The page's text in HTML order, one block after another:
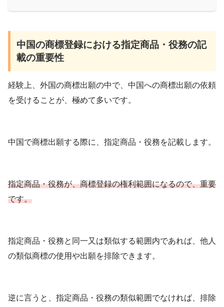
中国の商標登録における指定商品・役務の記
載の重要性
経験上、外国の商標出願の中で、中国への商標出願の依頼
を受けることが、極めて多いです。
中国で商標出願する際に、指定商品・役務を記載します。
指定商品・役務が、商標登録の権利範囲になるので、重要
です。
指定商品・役務と同一又は類似する範囲内であれば、他人
の類似商標の使用や出願を排除できます。
逆に言うと、指定商品・役務の類似範囲でなければ、排除